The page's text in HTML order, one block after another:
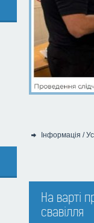
Інформація /
На варті
свавілля